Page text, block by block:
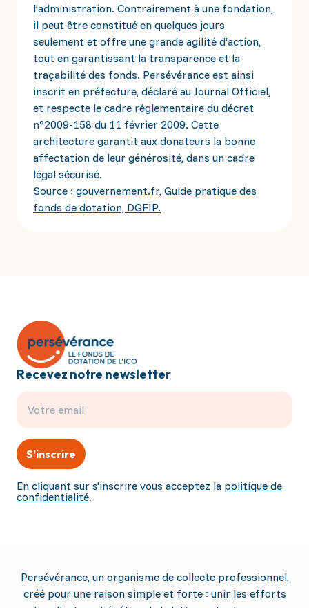
l’administration. Contrairement à une fondation,
il peut être constitué en quelques jours
seulement et offre une grande agilité d’action,
tout en garantissant la transparence et la
traçabilité des fonds. Persévérance est ainsi
inscrit en préfecture, déclaré au Journal Officiel,
et respecte le cadre réglementaire du décret
n°2009-158 du 11 février 2009. Cette
architecture garantit aux donateurs la bonne
affectation de leur générosité, dans un cadre
légal sécurisé.
Source : gouvernement.fr, Guide pratique des
fonds de dotation, DGFIP.
Recevez notre newsletter
En cliquant sur s'inscrire vous acceptez la politique de
confidentialité.
S’inscrire
Persévérance, un organisme de collecte professionnel,
créé pour une raison simple et forte : unir les efforts